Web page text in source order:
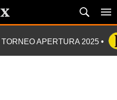
TORNEO APERTURA 2025